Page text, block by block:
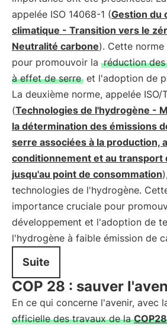
appelée ISO 14068-1 (Gestion du
climatique - Transition vers le
Neutralité carbone). Cette
pour promouvoir la réduction
à effet de serre et l'adoption de
La deuxième norme, appelée ISO/
(Technologies de l'hydrogène -
la détermination des émissions
serre associées à la production,
conditionnement et au transport
jusqu'au point de consommation
technologies de l'hydrogène.
importance cruciale pour
développement et l'adoption de
l'hydrogène à faible émission de
Suite
COP 28 : sauver
En ce qui concerne l'avenir, avec
officielle des travaux de laCOP28